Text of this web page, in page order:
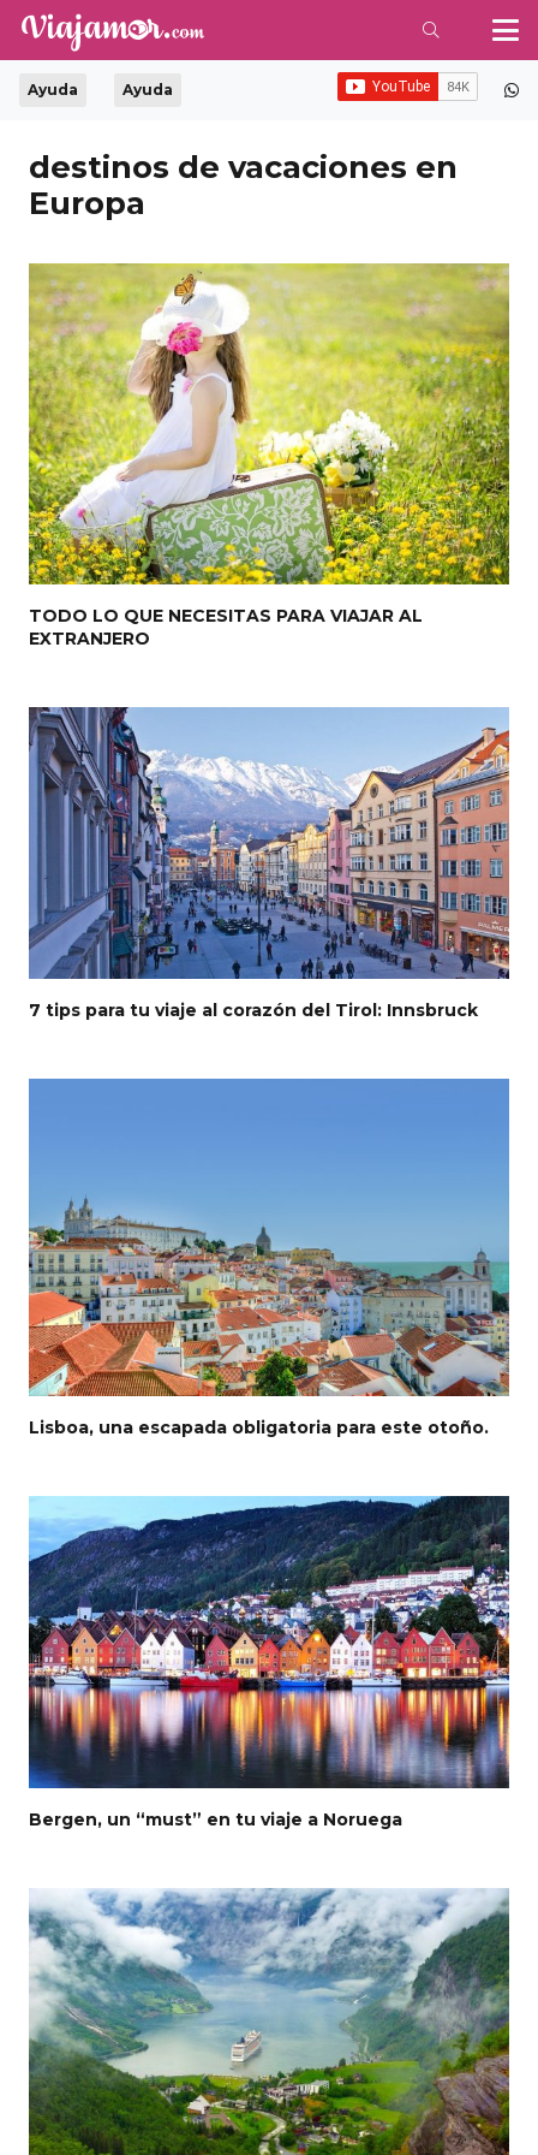
Ayuda Ayuda
destinos de vacaciones en
Europa
TODO LO QUE NECESITAS PARA VIAJAR AL
EXTRANJERO
7 tips para tu viaje al corazón del Tirol: Innsbruck
Lisboa, una escapada obligatoria para este otoño.
Bergen, un “must” en tu viaje a Noruega